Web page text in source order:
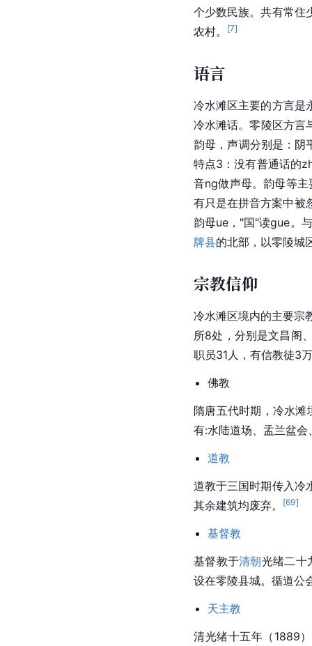
个少数民族。共有常住
农村。
[7]
语言
冷水滩区主要的方言是
冷水滩话。零陵区方言
韵母 ，声调分别是：
特点3：没有普通话的
音ng做声母。韵母等
有只是在拼音方案中被
韵母ue，"国"读gue。
牌县的北部，以零陵城
宗教信仰
冷水滩区境内的主要宗
所8处，分别是文昌阁
职员31人，有信教徒3
佛教
隋唐五代时期，冷水滩
有:水陆道场、 盂兰盆会
道教
道教于三国时期传入冷
其余建筑均废弃。
[69]
基督教
基督教于清朝光绪二十
设在零陵县城。循道公
天主教
清光绪十五年（1889